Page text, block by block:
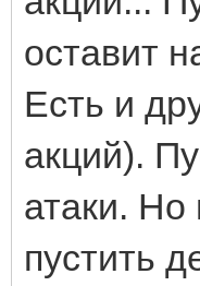
оставит
Есть и
акций).
атаки. Но
пустить